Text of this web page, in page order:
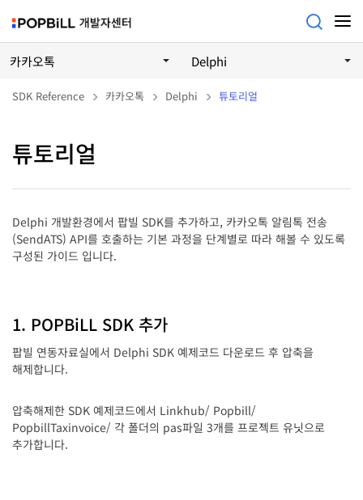
카카오톡 Delphi
SDK Reference 카카오톡 Delphi 튜토리얼
튜토리얼
Delphi 개발환경에서 팝빌 SDK를 추가하고, 카카오톡 알림톡 전송
(SendATS) API를 호출하는 기본 과정을 단계별로 따라 해볼 수 있도록
구성된 가이드 입니다.
1. POPBiLL SDK 추가
팝빌 연동자료실에서 Delphi SDK 예제코드 다운로드 후 압축을
해제합니다.
압축해제한 SDK 예제코드에서 Linkhub/ Popbill/
PopbillTaxinvoice/ 각 폴더의 pas파일 3개를 프로젝트 유닛으로
추가합니다.